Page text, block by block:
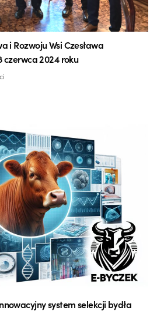
i Rozwoju Wsi Czesława
czerwca 2024 roku
system selekcji bydła